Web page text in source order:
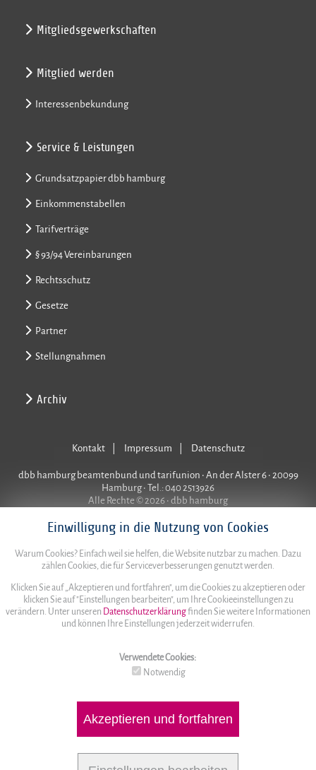
Einwilligung in die Nutzung von Cookies
Warum Cookies? Einfach weil sie helfen, die Website nutzbar zu machen. Dazu
zählen Cookies, die für Serviceverbesserungen genutzt werden.
Klicken Sie auf „Akzeptieren und fortfahren", um die Cookies zu akzeptieren oder
klicken Sie auf "Einstellungen bearbeiten", um Ihre Cookieeinstellungen zu
verändern. Unter unseren Datenschutzerklärungfinden Sie weitere Informationen
und können Ihre Einstellungen jederzeit widerrufen.
Verwendete Cookies:
Notwendig
Akzeptieren und fortfahren
Mitgliedsgewerkschaften
Mitglied werden
Interessenbekundung
Service & Leistungen
Grundsatzpapier dbb hamburg
Einkommenstabellen
Tarifverträge
§ 93/94 Vereinbarungen
Rechtsschutz
Gesetze
Partner
Stellungnahmen
Archiv
Kontakt Impressum Datenschutz
dbb hamburg beamtenbund und tarifunion • An der Alster 6 • 20099
Hamburg • Tel.: 040 2513926
Alle Rechte © 2026 • dbb hamburg